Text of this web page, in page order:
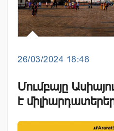
26/03/2024 18:48
Մումբայը
է